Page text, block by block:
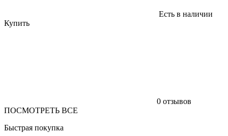
Есть в наличии
Купить
0 отзывов
ПОСМОТРЕТЬ ВСЕ
Быстрая покупка